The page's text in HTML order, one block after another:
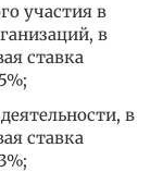
участия в
в
ставка
в
ставка